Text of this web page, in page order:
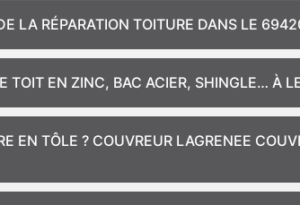
LA RÉPARATION TOITURE DANS LE
TOIT EN ZINC, BAC ACIER, SHINGLE… À
EN TÔLE ? COUVREUR LAGRENEE